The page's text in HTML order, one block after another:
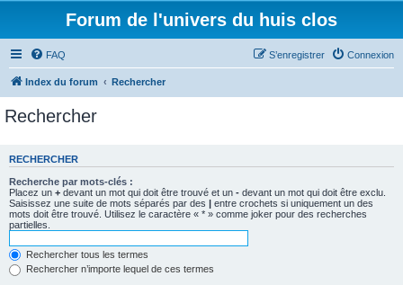
Forum de l'univers du huis clos
FAQ Connexion
S’enregistrer
Index du forum Rechercher
Rechercher
RECHERCHER
Recherche par mots-clés :
Placez un + devant un mot qui doit être trouvé et un - devant un mot qui doit être exclu.
Saisissez une suite de mots séparés par des | entre crochets si uniquement un des
mots doit être trouvé. Utilisez le caractère « * » comme joker pour des recherches
partielles.
Rechercher tous les termes
Rechercher n’importe lequel de ces termes